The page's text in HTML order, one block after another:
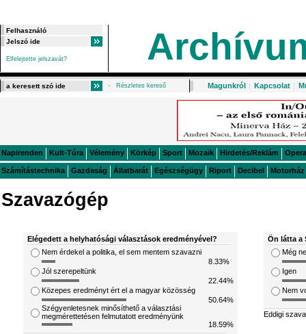
Elfelejtette jelszavát?
Részletes kereső Magunkról | Kapcsolat |
Napirenden Kult-Túra Vélemény Körkép Sport Mozaik Hirdetés/Reklám Opera
Számítástechnika Gazdaság Állatbarát Egészségügy Riport Decibel Motorház
Szavazógép
Elégedett a helyhatósági választások eredményével?
Nem érdekel a politika, el sem mentem szavazni
8.33%
Jól szerepeltünk
22.44%
Közepes eredményt ért el a magyar közösség
50.64%
Szégyenletesnek minősíthető a választási
megmérettetésen felmutatott eredményünk
18.59%
Ön látta a
Még
Igen
Nem
Eddigi